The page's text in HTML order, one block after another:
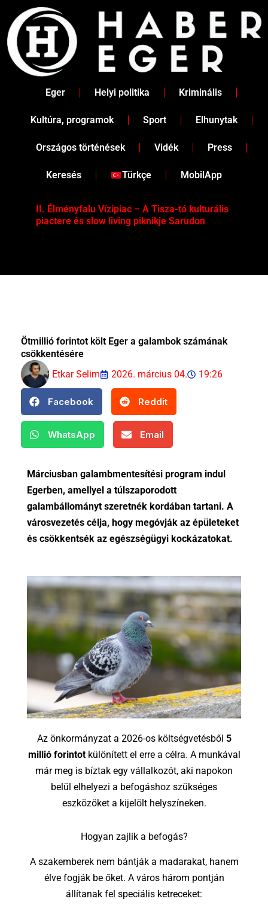
content
Eger Helyi politika Kriminális
Kultúra, programok Sport Elhunytak
Országos történések Vidék Press
Keresés Türkçe MobilApp
II. Élményfalu Vízipiac – A Tisza-tó kulturális
piactere és slow living piknikje Sarudon
Ötmillió forintot költ Eger a galambok számának
csökkentésére
Etkar Selim
2026. március 04. 19:26
Facebook Reddit
WhatsApp Email
Márciusban galambmentesítési program indul
Egerben, amellyel a túlszaporodott
galambállományt szeretnék kordában tartani. A
városvezetés célja, hogy megóvják az épületeket
és csökkentsék az egészségügyi kockázatokat.
Az önkormányzat a 2026-os költségvetésből 5
millió forintotkülönített el erre a célra. A munkával
már meg is bíztak egy vállalkozót, aki napokon
belül elhelyezi a befogáshoz szükséges
eszközöket a kijelölt helyszíneken.
Hogyan zajlik a befogás?
A szakemberek nem bántják a madarakat, hanem
élve fogják be őket. A város három pontján
állítanak fel speciális ketreceket: